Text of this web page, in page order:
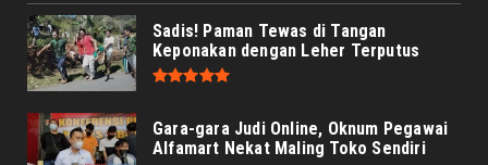
Sadis! Paman Tewas di Tangan
Keponakan dengan Leher Terputus
Gara-gara Judi Online, Oknum Pegawai
Alfamart Nekat Maling Toko Sendiri